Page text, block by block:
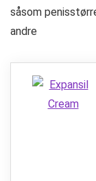
såsom
andre